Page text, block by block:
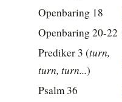
Openbaring 18
Openbaring 20-22
Prediker 3 (turn,
turn, turn...)
Psalm 36